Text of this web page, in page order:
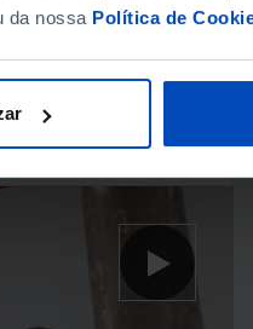
da nossa Política de